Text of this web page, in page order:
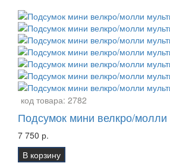
код товара: 2782
Подсумок мини велкро/молли
7 750 р.
В корзину